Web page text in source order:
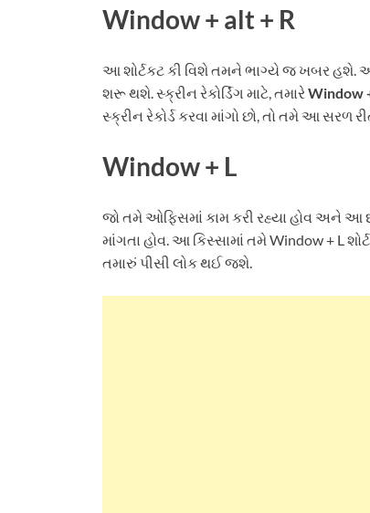
Window + alt + R
આ શોર્ટકટ કી વિશે તમને ભાગ્યે જ ખબર હશે. આ
શરૂ થશે. સ્ક્રીન રેકોર્ડિંગ માટે, તમારે Window
સ્ક્રીન રેકોર્ડ કરવા માંગો છો, તો તમે આ સરળ
Window + L
જો તમે ઓફિસમાં કામ કરી રહ્યા હોવ અને આ
માંગતા હોવ. આ કિસ્સામાં તમે Window + L
તમારું પીસી લોક થઈ જશે.